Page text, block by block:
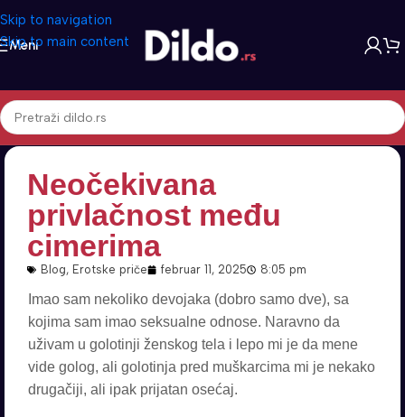
Skip to navigation
Skip to main content
Meni
Neočekivana
privlačnost među
cimerima
Blog, Erotske priče februar 11, 2025 8:05 pm
Imao sam nekoliko devojaka (dobro samo dve), sa
kojima sam imao seksualne odnose. Naravno da
uživam u golotinji ženskog tela i lepo mi je da mene
vide golog, ali golotinja pred muškarcima mi je nekako
drugačiji, ali ipak prijatan osećaj.